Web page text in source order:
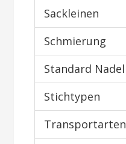
Sackleinen
Schmierung
Standard Nadel
Stichtypen
Transportarten